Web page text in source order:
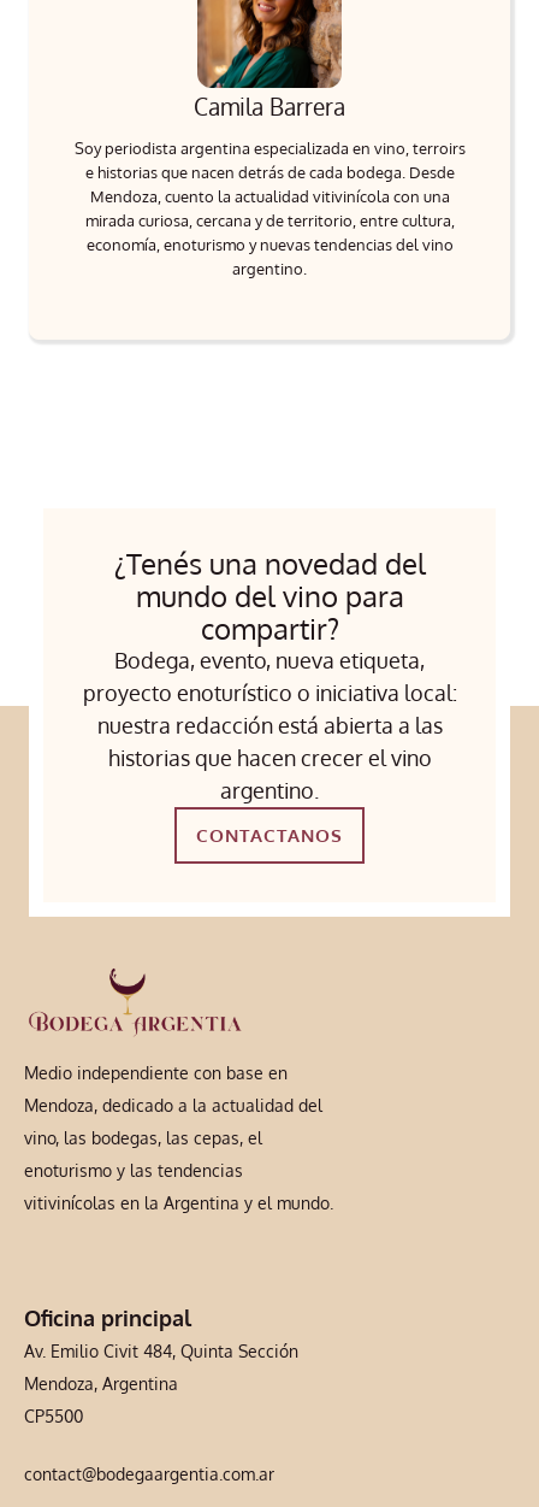
Camila Barrera
Soy periodista argentina especializada en vino, terroirs
e historias que nacen detrás de cada bodega. Desde
Mendoza, cuento la actualidad vitivinícola con una
mirada curiosa, cercana y de territorio, entre cultura,
economía, enoturismo y nuevas tendencias del vino
argentino.
¿Tenés una novedad del
mundo del vino para
compartir?
Bodega, evento, nueva etiqueta,
proyecto enoturístico o iniciativa local:
nuestra redacción está abierta a las
historias que hacen crecer el vino
argentino.
CONTACTANOS
Medio independiente con base en
Mendoza, dedicado a la actualidad del
vino, las bodegas, las cepas, el
enoturismo y las tendencias
vitivinícolas en la Argentina y el mundo.
Oficina principal
Av. Emilio Civit 484, Quinta Sección
Mendoza, Argentina
CP5500
contact@bodegaargentia.com.ar